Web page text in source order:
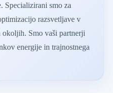
Specializirani smo za
razsvetljave v
Smo vaši partnerji
energije in trajnostnega